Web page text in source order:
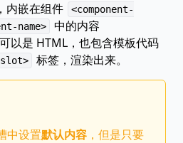
内嵌在组件
<component-
name>
中的内容
可以是 HTML，也包含模板代码
标签，渲染出来。
中设置默认内容 ，但是只要